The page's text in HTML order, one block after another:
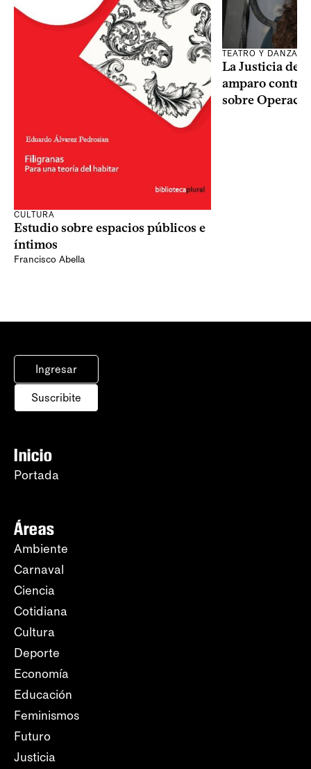
CULTURA
Estudio sobre espacios públicos e
íntimos
Francisco Abella
TEATRO Y DANZA
La Justicia
amparo contra
sobre
Ingresar
Suscribite
Inicio
Portada
Áreas
Ambiente
Carnaval
Ciencia
Cotidiana
Cultura
Deporte
Economía
Educación
Feminismos
Futuro
Justicia